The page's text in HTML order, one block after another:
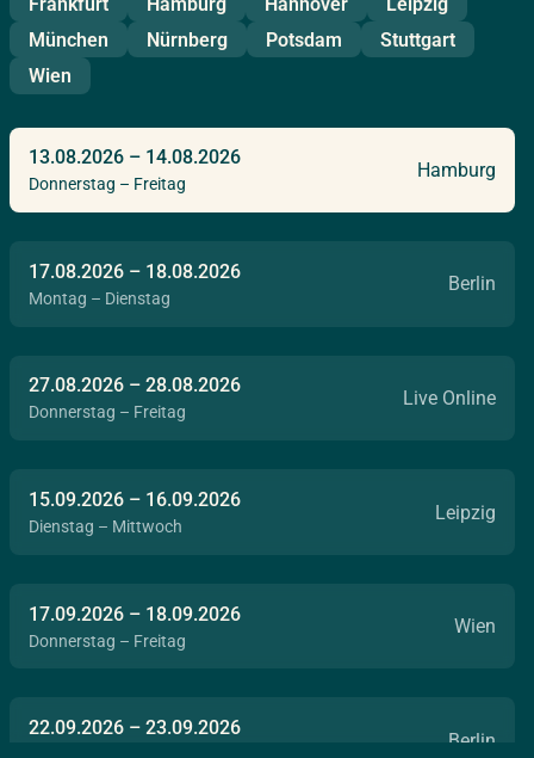
München
Nürnberg Potsdam
Stuttgart
Wien
13.08.2026 – 14.08.2026
Donnerstag – Freitag
Hamburg
17.08.2026 – 18.08.2026
Montag – Dienstag
Berlin
27.08.2026 – 28.08.2026
Donnerstag – Freitag
Live Online
15.09.2026 – 16.09.2026
Dienstag – Mittwoch
Leipzig
17.09.2026 – 18.09.2026
Donnerstag – Freitag
Wien
22.09.2026 – 23.09.2026
Berlin